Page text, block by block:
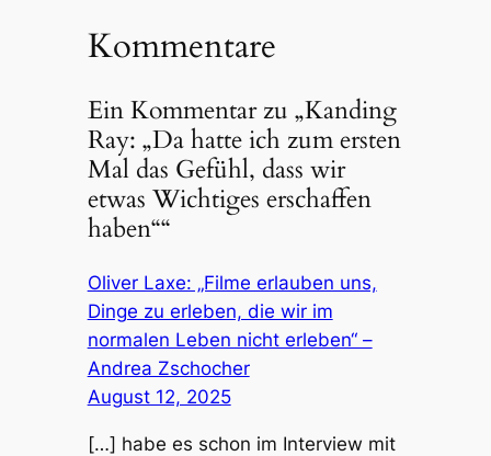
Kommentare
Ein Kommentar zu „Kanding
Ray: „Da hatte ich zum ersten
Mal das Gefühl, dass wir
etwas Wichtiges erschaffen
haben““
Oliver Laxe: „Filme erlauben uns,
Dinge zu erleben, die wir im
normalen Leben nicht erleben“ –
Andrea Zschocher
August 12, 2025
[…] habe es schon im Interview mit